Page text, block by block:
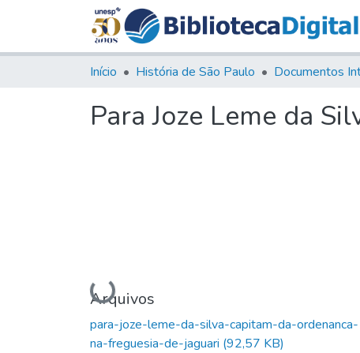
Início História de São Paulo Documentos
Para Joze Leme da
Carregando...
Arquivos
para-joze-leme-da-silva-capitam-da-ordenanca-
na-freguesia-de-jaguari (92,57 KB)